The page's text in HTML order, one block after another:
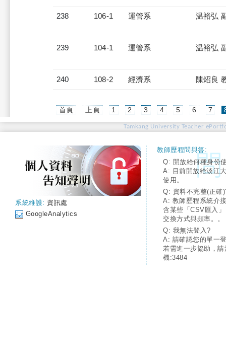
238 106-1 運管系 温裕弘
239 104-1 運管系 温裕弘
240 108-2 經濟系 陳炤良
首頁 上頁 1 2 3 4 5 6 7
Tamkang University Teacher
系統維護: 資訊處
GoogleAnalytics
教師歷程問與答:
Q: 開放給何種身份
A: 目前開放給淡江
使用。
Q: 資料不完整(正確
A: 教師歷程系統介
含某些「CSV匯入
交換方式與頻率。。
Q: 我無法登入?
A: 請確認您的單一
若需進一步協助，
機:3484